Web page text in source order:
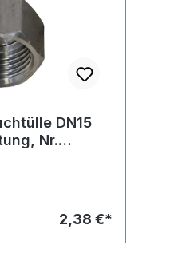
DN15
Nr.
2,38 €*